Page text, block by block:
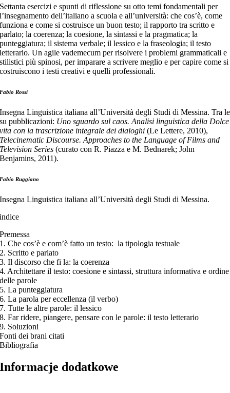
Settanta esercizi e spunti di riflessione su otto temi fondamentali per
l’insegnamento dell’italiano a scuola e all’università: che cos’è, come
funziona e come si costruisce un buon testo; il rapporto tra scritto e
parlato; la coerenza; la coesione, la sintassi e la pragmatica; la
punteggiatura; il sistema verbale; il lessico e la fraseologia; il testo
letterario. Un agile vademecum per risolvere i problemi grammaticali e
stilistici più spinosi, per imparare a scrivere meglio e per capire come si
costruiscono i testi creativi e quelli professionali.
Fabio Rossi
Insegna Linguistica italiana all’Università degli Studi di Messina. Tra le
su pubblicazioni: Uno sguardo sul caos. Analisi linguistica della Dolce
vita con la trascrizione integrale dei dialoghi (Le Lettere, 2010),
Telecinematic Discourse. Approaches to the Language of Films and
Television Series (curato con R. Piazza e M. Bednarek; John
Benjamins, 2011).
Fabio Ruggiano
Insegna Linguistica italiana all’Università degli Studi di Messina.
indice
Premessa
1. Che cos’è e com’è fatto un testo: la tipologia testuale
2. Scritto e parlato
3. Il discorso che fi la: la coerenza
4. Architettare il testo: coesione e sintassi, struttura informativa e ordine
delle parole
5. La punteggiatura
6. La parola per eccellenza (il verbo)
7. Tutte le altre parole: il lessico
8. Far ridere, piangere, pensare con le parole: il testo letterario
9. Soluzioni
Fonti dei brani citati
Bibliografia
Informacje dodatkowe